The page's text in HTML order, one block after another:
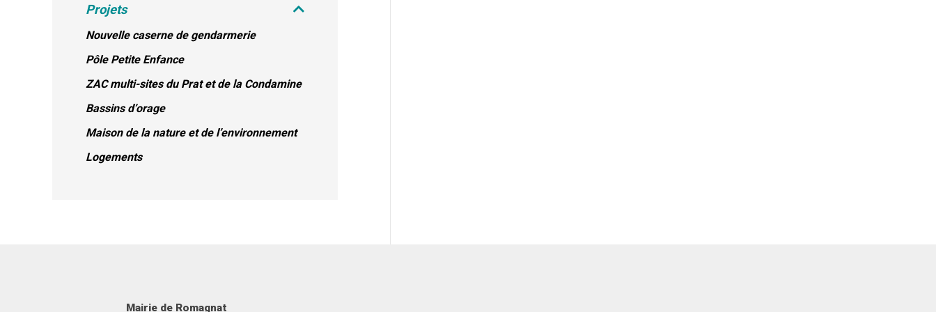
Projets
Nouvelle caserne de gendarmerie
Pôle Petite Enfance
ZAC multi-sites du Prat et de la Condamine
Bassins d’orage
Maison de la nature et de l’environnement
Logements
Mairie de Romagnat